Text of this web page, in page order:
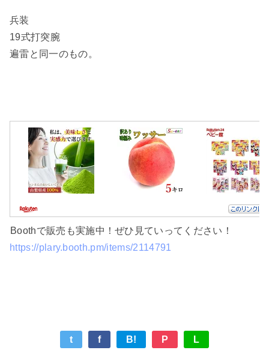
兵装
19式打突腕
遍雷と同一のもの。
Boothで販売も実施中！ぜひ見ていってください！
https://plary.booth.pm/items/2114791
t f B! P L